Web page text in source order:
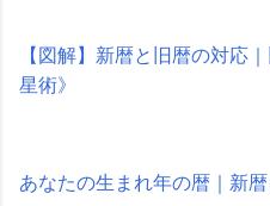
【図解】新暦と旧暦の対応
星術》
あなたの生まれ年の暦｜新